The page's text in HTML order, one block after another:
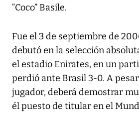
“Coco” Basile.
Fue el 3 de septiembre de
debutó en la selección
el estadio Enirates, en un
perdió ante Brasil 3-0. A
jugador, deberá demostrar
él puesto de titular en el